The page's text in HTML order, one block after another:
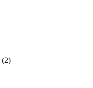
(2)